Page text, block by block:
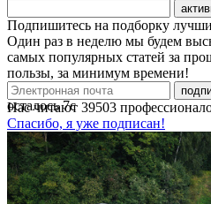
Подпишитесь на подборку
Один раз в неделю мы будем
самых популярных статей за
пользы, за минимум времени!
Нас читают 39503
Спасибо, я уже подписан!
осталось7с